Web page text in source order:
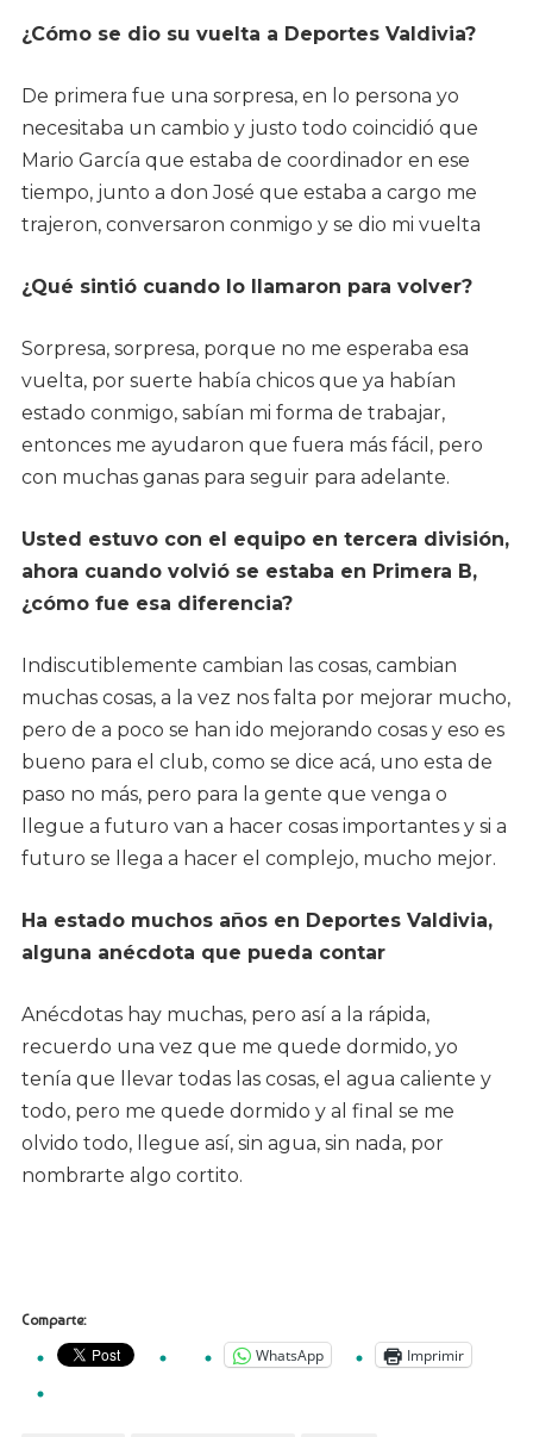
¿Cómo se dio su vuelta a Deportes Valdivia?
De primera fue una sorpresa, en lo persona yo
necesitaba un cambio y justo todo coincidió que
Mario García que estaba de coordinador en ese
tiempo, junto a don José que estaba a cargo me
trajeron, conversaron conmigo y se dio mi vuelta
¿Qué sintió cuando lo llamaron para volver?
Sorpresa, sorpresa, porque no me esperaba esa
vuelta, por suerte había chicos que ya habían
estado conmigo, sabían mi forma de trabajar,
entonces me ayudaron que fuera más fácil, pero
con muchas ganas para seguir para adelante.
Usted estuvo con el equipo en tercera división,
ahora cuando volvió se estaba en Primera B,
¿cómo fue esa diferencia?
Indiscutiblemente cambian las cosas, cambian
muchas cosas, a la vez nos falta por mejorar mucho,
pero de a poco se han ido mejorando cosas y eso es
bueno para el club, como se dice acá, uno esta de
paso no más, pero para la gente que venga o
llegue a futuro van a hacer cosas importantes y si a
futuro se llega a hacer el complejo, mucho mejor.
Ha estado muchos años en Deportes Valdivia,
alguna anécdota que pueda contar
Anécdotas hay muchas, pero así a la rápida,
recuerdo una vez que me quede dormido, yo
tenía que llevar todas las cosas, el agua caliente y
todo, pero me quede dormido y al final se me
olvido todo, llegue así, sin agua, sin nada, por
nombrarte algo cortito.
Comparte:
WhatsApp Imprimir